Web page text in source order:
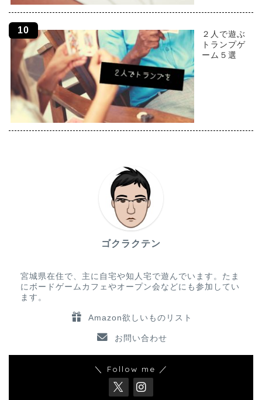
２人で遊ぶ
トランプゲ
ーム５選
ゴクラクテン
宮城県在住で、主に自宅や知人宅で遊んでいます。たま
にボードゲームカフェやオープン会などにも参加してい
ます。
Amazon欲しいものリスト
お問い合わせ
＼ Follow me ／